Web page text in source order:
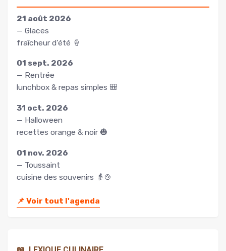
21 août 2026
— Glaces
fraîcheur d’été 🍦
01 sept. 2026
— Rentrée
lunchbox & repas simples 🎒
31 oct. 2026
— Halloween
recettes orange & noir 🎃
01 nov. 2026
— Toussaint
cuisine des souvenirs 👵🍲
📌 Voir tout l'agenda